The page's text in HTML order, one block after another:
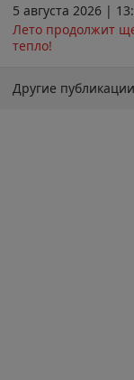
5 августа 2026 |
Лето продолжит
тепло!
Другие публикации